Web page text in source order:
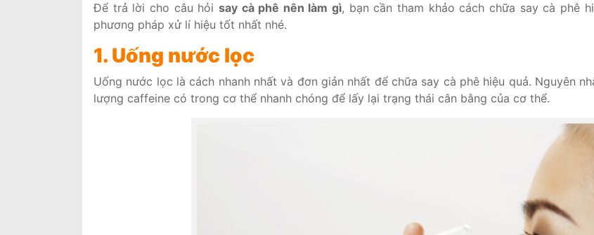
Để trả lời cho câu hỏi say cà phê nên làm gì, bạn cần tham khảo cách chữa say cà phê
phương pháp xử lí hiệu tốt nhất nhé.
1. Uống nước lọc
Uống nước lọc là cách nhanh nhất và đơn giản nhất để chữa say cà phê hiệu quả. Nguyên
lượng caffeine có trong cơ thể nhanh chóng để lấy lại trạng thái cân bằng của cơ thể.